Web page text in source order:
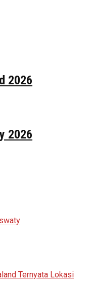
2026
2026